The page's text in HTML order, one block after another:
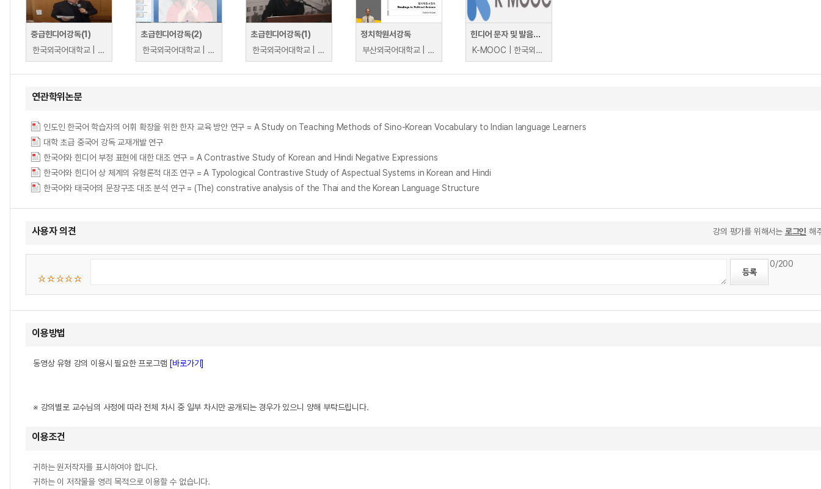
중급힌디어강독(1)
한국외국어대학교 | 이은구
초급힌디어강독(2)
한국외국어대학교 | 김우조
초급힌디어강독(1)
한국외국어대학교 | 김우조
정치학원서강독
부산외국어대학교 | Andrew Millard
힌디어 문자 및 발음과 기초여행회화
K-MOOC | 한국외국어대학교 고태진
연관학위논문
인도인 한국어 학습자의 어휘 확장을 위한 한자 교육 방안 연구 = A Study on Teaching Methods of Sino-Korean Vocabulary to Indian language Learners
대학 초급 중국어 강독 교재개발 연구
한국어와 힌디어 부정 표현에 대한 대조 연구 = A Contrastive Study of Korean and Hindi Negative Expressions
한국어와 힌디어 상 체계의 유형론적 대조 연구 = A Typological Contrastive Study of Aspectual Systems in Korean and Hindi
한국어와 태국어의 문장구조 대조 분석 연구 = (The) constrative analysis of the Thai and the Korean Language Structure
사용자 의견 강의 평가를 위해서는 로그인 해
0/200
이용방법
동영상 유형 강의 이용시 필요한 프로그램 [바로가기]
※ 강의별로 교수님의 사정에 따라 전체 차시 중 일부 차시만 공개되는 경우가 있으니 양해 부탁드립니다.
이용조건
귀하는 원저작자를 표시하여야 합니다.
귀하는 이 저작물을 영리 목적으로 이용할 수 없습니다.